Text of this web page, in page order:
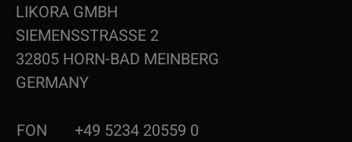
LIKORA GMBH
SIEMENSSTRASSE 2
32805 HORN-BAD MEINBERG
GERMANY
FON +49 5234 20559 0